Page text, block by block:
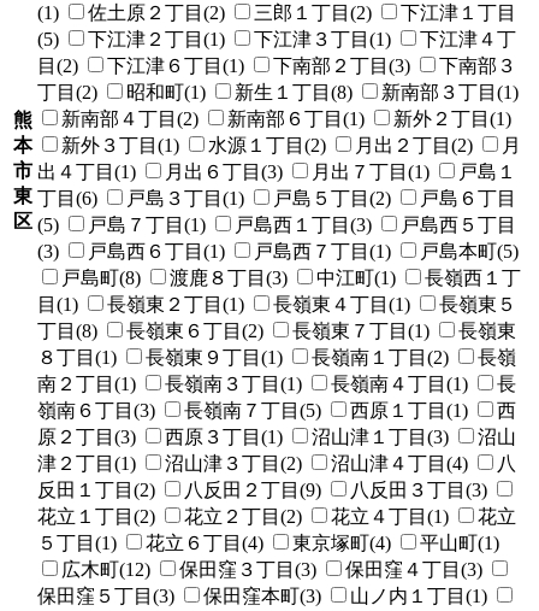
熊
本
市
東
区
(1)
佐土原２丁目(2) 三郎１丁目(2)
下江津１丁目
(5)
下江津２丁目(1) 下江津３丁目(1)
下江津４丁
目(2)
下江津６丁目(1) 下南部２丁目(3)
下南部３
丁目(2)
昭和町(1) 新生１丁目(8)
新南部３丁目(1)
新南部４丁目(2)
新南部６丁目(1)
新外２丁目(1)
新外３丁目(1)
水源１丁目(2) 月出２丁目(2)
月
出４丁目(1)
月出６丁目(3) 月出７丁目(1)
戸島１
丁目(6)
戸島３丁目(1) 戸島５丁目(2)
戸島６丁目
(5)
戸島７丁目(1) 戸島西１丁目(3)
戸島西５丁目
(3)
戸島西６丁目(1) 戸島西７丁目(1)
戸島本町(5)
戸島町(8)
渡鹿８丁目(3) 中江町(1)
長嶺西１丁
目(1)
長嶺東２丁目(1) 長嶺東４丁目(1)
長嶺東５
丁目(8)
長嶺東６丁目(2) 長嶺東７丁目(1)
長嶺東
８丁目(1)
長嶺東９丁目(1) 長嶺南１丁目(2)
長嶺
南２丁目(1)
長嶺南３丁目(1) 長嶺南４丁目(1)
長
嶺南６丁目(3)
長嶺南７丁目(5) 西原１丁目(1)
西
原２丁目(3)
西原３丁目(1) 沼山津１丁目(3)
沼山
津２丁目(1)
沼山津３丁目(2) 沼山津４丁目(4)
八
反田１丁目(2)
八反田２丁目(9)
八反田３丁目(3)
花立１丁目(2)
花立２丁目(2) 花立４丁目(1)
花立
５丁目(1)
花立６丁目(4) 東京塚町(4)
平山町(1)
広木町(12)
保田窪３丁目(3)
保田窪４丁目(3)
保田窪５丁目(3)
保田窪本町(3) 山ノ内１丁目(1)